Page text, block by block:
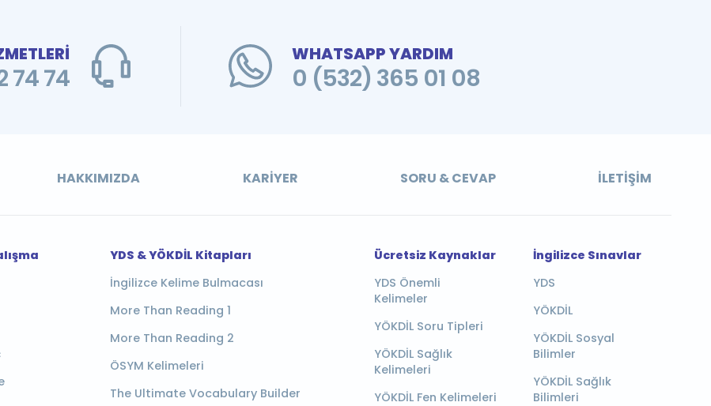
74 74
WHATSAPP YARDIM
0 (532) 365 01 08
HAKKIMIZDA KARIYER SORU & CEVAP İLETIŞIM
YDS & YÖKDİL Kitapları
İngilizce Kelime Bulmacası
More Than Reading 1
More Than Reading 2
ÖSYM Kelimeleri
The Ultimate Vocabulary Builder
Ücretsiz Kaynaklar
YDS Önemli
Kelimeler
YÖKDİL Soru Tipleri
YÖKDİL Sağlık
Kelimeleri
YÖKDİL Fen Kelimeleri
İngilizce Sınavlar
YDS
YÖKDİL
YÖKDİL Sosyal
Bilimler
YÖKDİL Sağlık
Bilimleri